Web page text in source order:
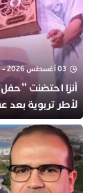
03 أغسطس 2026 - 19:55
أنزا احتضنت
لأطر تربوية بعد